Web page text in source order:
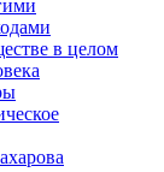
в целом